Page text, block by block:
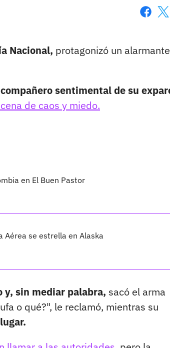
Nacional, protagonizó un alarmante
sentimental de su
de caos y miedo.
en El Buen Pastor
Aérea se estrella en Alaska
sin mediar palabra, sacó el arma
o qué?", le reclamó, mientras su